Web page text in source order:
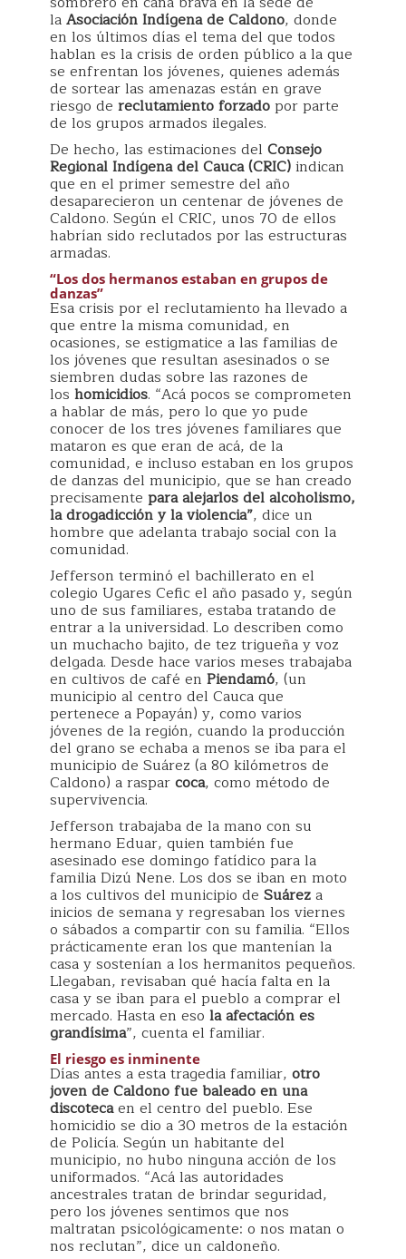
laAsociación Indígena de Caldono, donde
en los últimos días el tema del que todos
hablan es la crisis de orden público a la que
se enfrentan los jóvenes, quienes además
de sortear las amenazas están en grave
riesgo de reclutamiento forzadopor parte
de los grupos armados ilegales.
De hecho, las estimaciones del Consejo
Regional Indígena del Cauca (CRIC)indican
que en el primer semestre del año
desaparecieron un centenar de jóvenes de
Caldono. Según el CRIC, unos 70 de ellos
habrían sido reclutados por las estructuras
armadas.
“Los dos hermanos estaban en grupos de
danzas”
Esa crisis por el reclutamiento ha llevado a
que entre la misma comunidad, en
ocasiones, se estigmatice a las familias de
los jóvenes que resultan asesinados o se
siembren dudas sobre las razones de
los homicidios. “Acá pocos se comprometen
a hablar de más, pero lo que yo pude
conocer de los tres jóvenes familiares que
mataron es que eran de acá, de la
comunidad, e incluso estaban en los grupos
de danzas del municipio, que se han creado
precisamente para alejarlos del alcoholismo,
la drogadicción y la violencia”, dice un
hombre que adelanta trabajo social con la
comunidad.
Jefferson terminó el bachillerato en el
colegio Ugares Cefic el año pasado y, según
uno de sus familiares, estaba tratando de
entrar a la universidad. Lo describen como
un muchacho bajito, de tez trigueña y voz
delgada. Desde hace varios meses trabajaba
en cultivos de café en Piendamó, (un
municipio al centro del Cauca que
pertenece a Popayán) y, como varios
jóvenes de la región, cuando la producción
del grano se echaba a menos se iba para el
municipio de Suárez (a 80 kilómetros de
Caldono) a rasparcoca, como método de
supervivencia.
Jefferson trabajaba de la mano con su
hermano Eduar, quien también fue
asesinado ese domingo fatídico para la
familia Dizú Nene. Los dos se iban en moto
a los cultivos del municipio de Suáreza
inicios de semana y regresaban los viernes
o sábados a compartir con su familia. “Ellos
prácticamente eran los que mantenían la
casa y sostenían a los hermanitos pequeños.
Llegaban, revisaban qué hacía falta en la
casa y se iban para el pueblo a comprar el
mercado. Hasta en eso la afectación es
grandísima”, cuenta el familiar.
El riesgo es inminente
Días antes a esta tragedia familiar, otro
joven de Caldono fue baleado en una
discotecaen el centro del pueblo. Ese
homicidio se dio a 30 metros de la estación
de Policía. Según un habitante del
municipio, no hubo ninguna acción de los
uniformados. “Acá las autoridades
ancestrales tratan de brindar seguridad,
pero los jóvenes sentimos que nos
maltratan psicológicamente: o nos matan o
nos reclutan”, dice un caldoneño.